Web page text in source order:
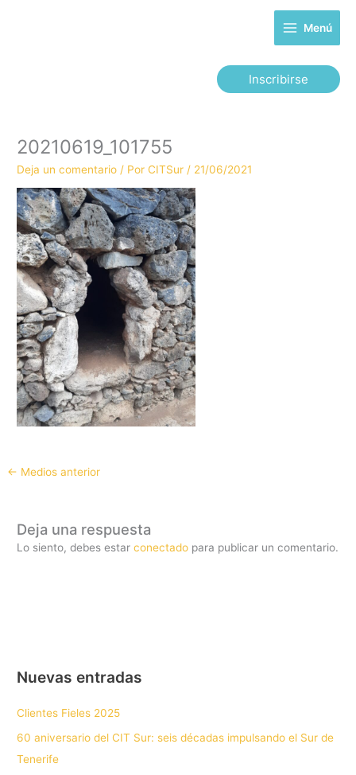
Menú
Inscribirse
20210619_101755
Deja un comentario / PorCITSur / 21/06/2021
← Medios anterior
Deja una respuesta
Lo siento, debes estarconectado para publicar un comentario.
Nuevas entradas
Clientes Fieles 2025
60 aniversario del CIT Sur: seis décadas impulsando el Sur de
Tenerife